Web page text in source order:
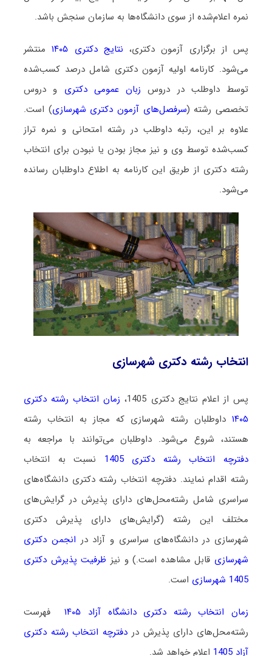
نمره اعلام‌شده از سوی دانشگاه‌ها به سازمان سنجش باشد.
پس از برگزاری آزمون دکتری، نتایج دکتری ۱۴۰۵
منتشر
می‌شود. کارنامه اولیه آزمون دکتری شامل درصد کسب‌شده
توسط داوطلب در دروس زبان عمومی دکتری و دروس
تخصصی رشته (سرفصل‌های آزمون دکتری شهرسازی) است.
علاوه بر این، رتبه داوطلب در رشته امتحانی و نمره تراز
کسب‌شده توسط وی و نیز مجاز بودن یا نبودن برای انتخاب
رشته دکتری از طریق این کارنامه به اطلاع داوطلبان رسانده
می‌شود.
انتخاب رشته دکتری شهرسازی
پس از اعلام نتایج دکتری 1405،
زمان انتخاب رشته دکتری
۱۴۰۵داوطلبان رشته شهرسازی که مجاز به انتخاب رشته
هستند، شروع می‌شود. داوطلبان می‌توانند با مراجعه به
دفترچه انتخاب رشته دکتری 1405
نسبت به انتخاب
رشته اقدام نمایند. دفترچه انتخاب رشته دکتری دانشگاه‌های
سراسری شامل رشته‌محل‌های دارای پذیرش در گرایش‌های
مختلف این رشته (گرایش‌های دارای پذیرش دکتری
شهرسازی در دانشگاه‌های سراسری و آزاد در انجمن دکتری
شهرسازی قابل مشاهده است.) و نیز ظرفیت پذیرش دکتری
1405 شهرسازی
است.
زمان انتخاب رشته دکتری دانشگاه آزاد ۱۴۰۵
فهرست
رشته‌محل‌های دارای پذیرش در دفترچه انتخاب رشته دکتری
آزاد 1405
اعلام خواهد شد.